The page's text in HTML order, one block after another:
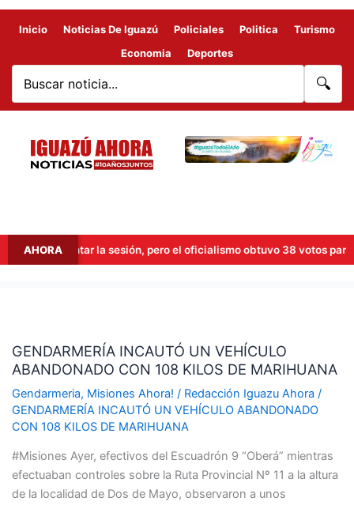
Inicio Noticias De Iguazú Policiales Politica
Turismo
Economia
Deportes
🔍
AHORA
levantar la sesión, pero el oficialismo obtuvo 38 votos para
GENDARMERÍA INCAUTÓ UN VEHÍCULO
ABANDONADO CON 108 KILOS DE MARIHUANA
Gendarmeria, Misiones Ahora! / Redacción Iguazu Ahora /
GENDARMERÍA INCAUTÓ UN VEHÍCULO ABANDONADO
CON 108 KILOS DE MARIHUANA
#Misiones Ayer, efectivos del Escuadrón 9 “Oberá” mientras
efectuaban controles sobre la Ruta Provincial Nº 11 a la altura
de la localidad de Dos de Mayo, observaron a unos
UN
VEHÍCULO
ABANDONADO
CON
108